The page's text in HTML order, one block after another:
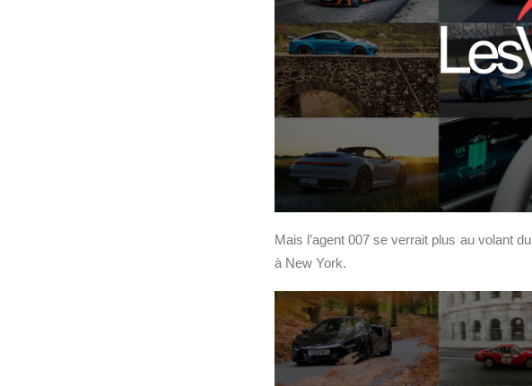
Mais l’agent 007 se verrait plus au volant du
à New York.